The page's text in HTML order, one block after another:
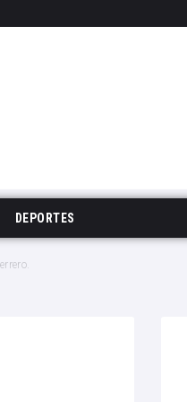
DEPORTES